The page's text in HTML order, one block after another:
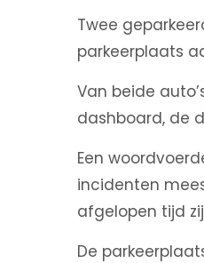
Twee
parkeerplaats
Van beide
dashboard, de
Een
incidenten
afgelopen tijd
De